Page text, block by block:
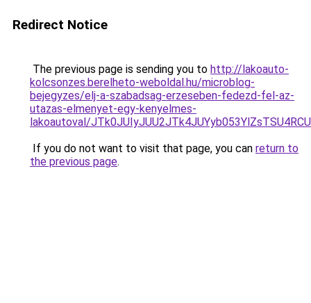
Redirect Notice
The previous page is sending you to http://lakoauto-
kolcsonzes.berelheto-weboldal.hu/microblog-
bejegyzes/elj-a-szabadsag-erzeseben-fedezd-fel-az-
utazas-elmenyet-egy-kenyelmes-
lakoautoval/
If you do not want to visit that page, you can return to
the previous page.